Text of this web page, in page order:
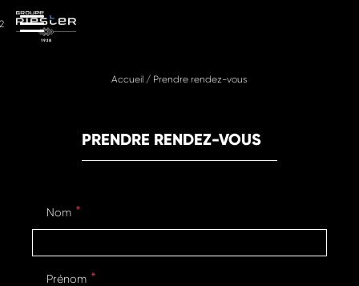
Accueil / Prendre rendez-vous
PRENDRE RENDEZ-VOUS
Nom
Prénom